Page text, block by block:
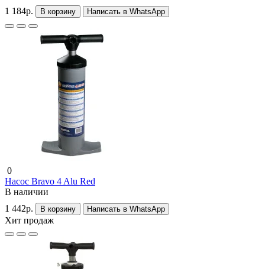
1 184р.
В корзину Написать в WhatsApp
0
Насос Bravo 4 Alu Red
В наличии
1 442р.
В корзину Написать в WhatsApp
Хит продаж